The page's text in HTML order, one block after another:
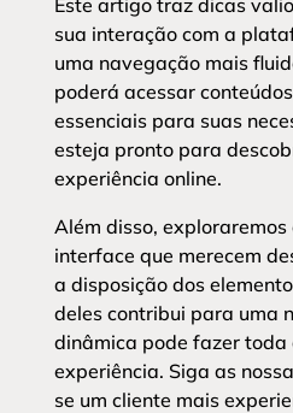
Este artigo traz dicas
sua interação com a
uma navegação mais
poderá acessar
essenciais para suas
esteja pronto para
experiência online.
Além disso,
interface que merecem
a disposição dos
deles contribui para uma
dinâmica pode fazer toda
experiência. Siga as
se um cliente mais